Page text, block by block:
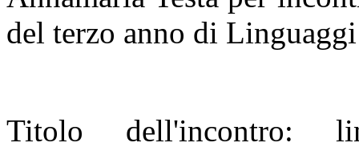
del terzo anno di
Titolo dell'incontro: